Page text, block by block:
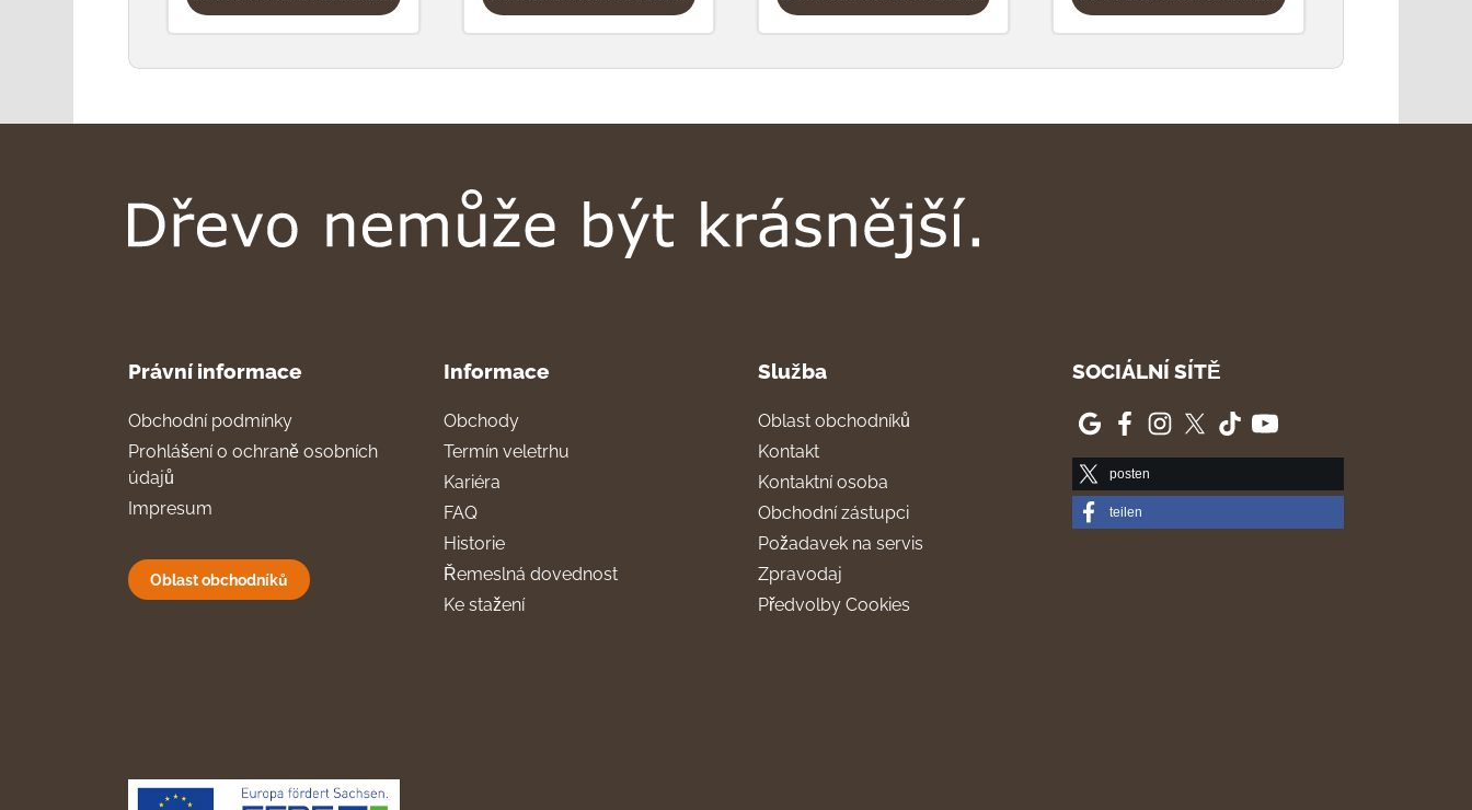
Právní informace
Obchodní podmínky
Prohlášení o ochraně osobních
údajů
Impresum
Oblast obchodníků
Informace
Obchody
Termín veletrhu
Kariéra
FAQ
Historie
Řemeslná dovednost
Ke stažení
Služba
Oblast obchodníků
Kontakt
Kontaktní osoba
Obchodní zástupci
Požadavek na servis
Zpravodaj
Předvolby Cookies
SOCIÁLNÍ SÍTĚ
posten
teilen